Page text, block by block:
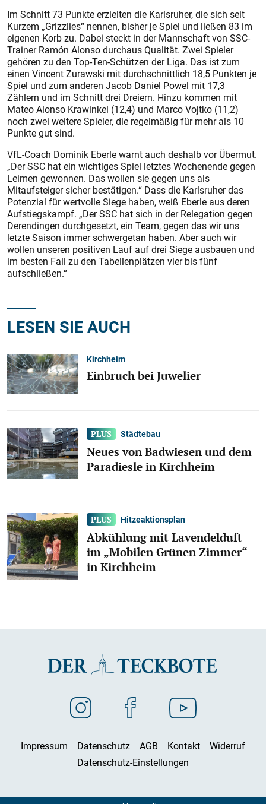
Im Schnitt 73 Punkte erzielten die Karlsruher, die sich seit
Kurzem „Grizzlies“ nennen, bisher je Spiel und ließen 83 im
eigenen Korb zu. Dabei steckt in der Mannschaft von SSC-
Trainer Ramón Alonso durchaus Qualität. Zwei Spieler
gehören zu den Top-Ten-Schützen der Liga. Das ist zum
einen Vincent Zurawski mit durchschnittlich 18,5 Punkten je
Spiel und zum anderen Jacob Daniel Powel mit 17,3
Zählern und im Schnitt drei Dreiern. Hinzu kommen mit
Mateo Alonso Krawinkel (12,4) und Marco Vojtko (11,2)
noch zwei weitere Spieler, die regelmäßig für mehr als 10
Punkte gut sind.
VfL-Coach Dominik Eberle warnt auch deshalb vor Übermut.
„Der SSC hat ein wichtiges Spiel letztes Wochenende gegen
Leimen gewonnen. Das wollen sie gegen uns als
Mitaufsteiger sicher bestätigen.“ Dass die Karlsruher das
Potenzial für wertvolle Siege haben, weiß Eberle aus deren
Aufstiegskampf. „Der SSC hat sich in der Relegation gegen
Derendingen durchgesetzt, ein Team, gegen das wir uns
letzte Saison immer schwergetan haben. Aber auch wir
wollen unseren positiven Lauf auf drei Siege ausbauen und
im besten Fall zu den Tabellenplätzen vier bis fünf
aufschließen.“
LESEN SIE AUCH
Kirchheim
Einbruch bei Juwelier
Städtebau
Neues von Badwiesen und dem
Paradiesle in Kirchheim
Hitzeaktionsplan
Abkühlung mit Lavendelduft
im „Mobilen Grünen Zimmer“
in Kirchheim
Impressum Datenschutz AGB Kontakt
Widerruf
Datenschutz-Einstellungen